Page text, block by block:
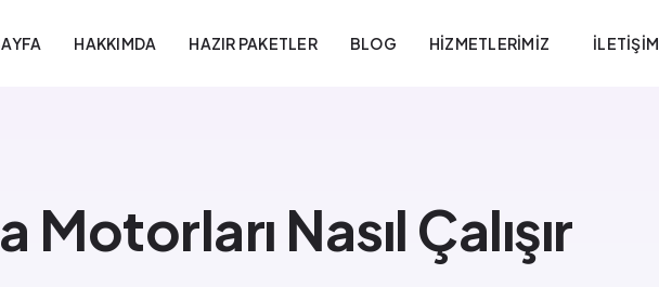
HAKKIMDA HAZIR PAKETLER BLOG HIZMETLERIMIZ İLETIŞIM
Motorları Nasıl Çalışır